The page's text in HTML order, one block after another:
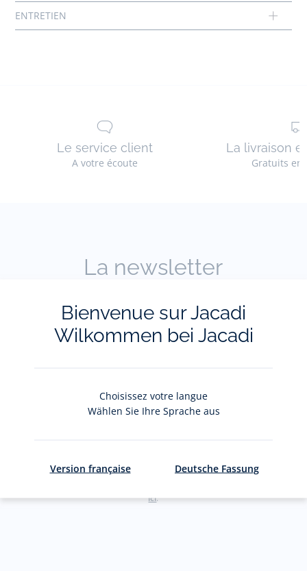
Réf : 2036785
Le service client
A votre écoute
La livraison
Gratuits en
La newsletter
Restez informés des nouveautés Jacadi : ventes
privées, offres, exclusives, nouvelles collections
et actualités.
jacquesadit@gmail.com)
ici.
Bienvenue sur Jacadi
Wilkommen bei Jacadi
Choisissez votre langue
Wählen Sie Ihre Sprache aus
Version française Deutsche Fassung